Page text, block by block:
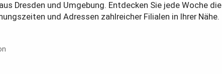
Dresden und Umgebung. Entdecken Sie jede Woche die
und Adressen zahlreicher Filialen in Ihrer Nähe.